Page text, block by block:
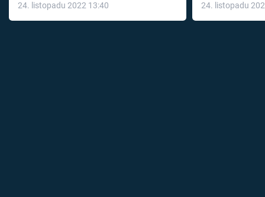
24. listopadu 2022 13:40
léky
24. listopadu